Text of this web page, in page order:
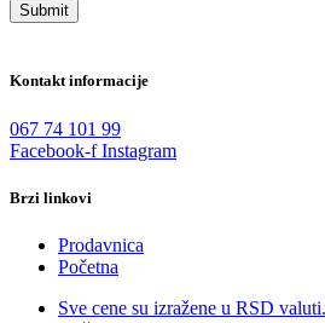
Submit
Kontakt informacije
067 74 101 99
Facebook-f Instagram
Brzi linkovi
Prodavnica
Početna
Sve cene su izražene u RSD